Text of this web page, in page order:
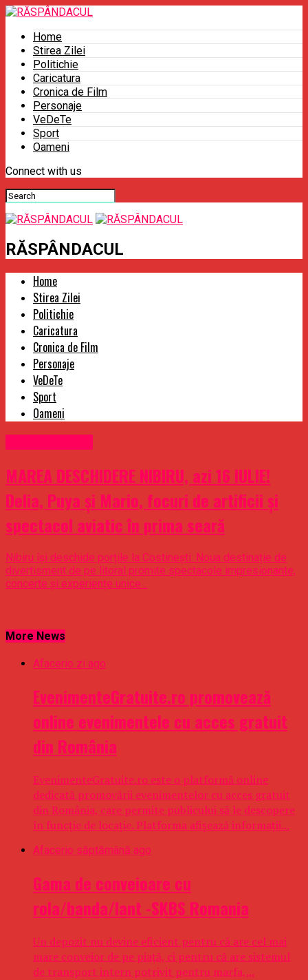
Home
Stirea Zilei
Politichie
Caricatura
Cronica de Film
Personaje
VeDeTe
Sport
Oameni
Connect with us
RĂSPÂNDACUL
Home
Stirea Zilei
Politichie
Caricatura
Cronica de Film
Personaje
VeDeTe
Sport
Oameni
MAREA DESCHIDERE NIBIRU, azi 16 IULIE!
Delia, Puya și Mario, focuri de artificii și
spectacol aviatic în prima seară
Nibiru își deschide porțile la Costinești. Noua destinație de
divertisment de pe litoral promite spectacole impresionante,
concerte și experiențe unice...
More News
Afacerio zi ago
EvenimenteGratuite.ro promovează
online evenimentele cu acces gratuit
din România
EvenimenteGratuite.ro este o platformă online
dedicată promovării evenimentelor cu acces gratuit
din România, care permite publicului să le descopere
în funcție de locație. Platforma afișează informații...
Afacerio săptămână ago
Gama de conveioare cu
rola/banda/lant -SKBS Romania
Un depozit nu devine eficient pentru că are cel mai
mare conveior de pe piață, ci pentru că are sistemul
de transport intern potrivit pentru marfa,...